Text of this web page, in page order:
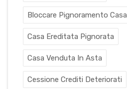
Bloccare Pignoramento Casa
Casa Ereditata Pignorata
Casa Venduta In Asta
Cessione Crediti Deteriorati